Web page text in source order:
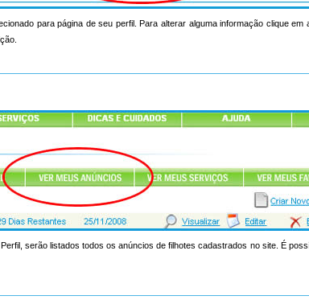
para página de seu perfil. Para alterar alguma informação clique em
serão listados todos os anúncios de filhotes cadastrados no site. É